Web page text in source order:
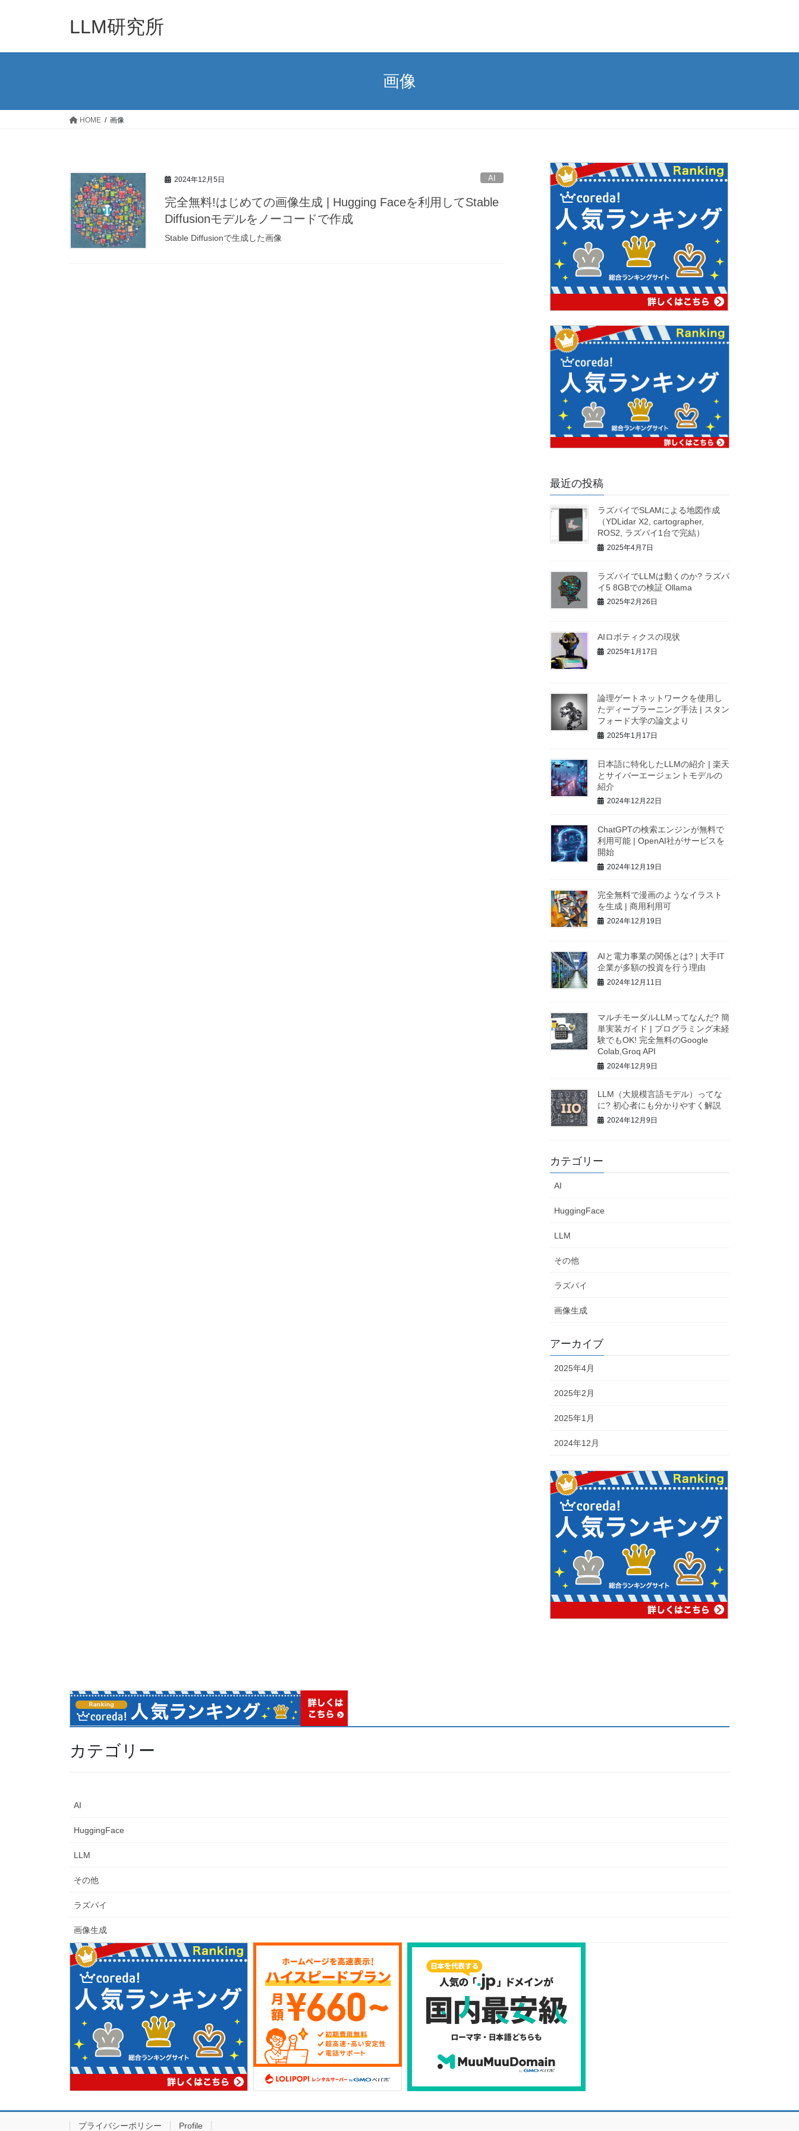
LLM研究所
画像
HOME 画像
2024年12月5日 AI
完全無料!はじめての画像生成 | Hugging Faceを利用してStable
Diffusionモデルをノーコードで作成
Stable Diffusionで生成した画像
最近の投稿
ラズパイでSLAMによる地図作成
（YDLidar X2, cartographer,
ROS2, ラズパイ1台で完結）
2025年4月7日
ラズパイでLLMは動くのか? ラズパ
イ5 8GBでの検証 Ollama
2025年2月26日
AIロボティクスの現状
2025年1月17日
論理ゲートネットワークを使用し
たディープラーニング手法 | スタン
フォード大学の論文より
2025年1月17日
日本語に特化したLLMの紹介 | 楽天
とサイバーエージェントモデルの
紹介
2024年12月22日
ChatGPTの検索エンジンが無料で
利用可能 | OpenAI社がサービスを
開始
2024年12月19日
完全無料で漫画のようなイラスト
を生成 | 商用利用可
2024年12月19日
AIと電力事業の関係とは? | 大手IT
企業が多額の投資を行う理由
2024年12月11日
マルチモーダルLLMってなんだ? 簡
単実装ガイド | プログラミング未経
験でもOK! 完全無料のGoogle
Colab,Groq API
2024年12月9日
LLM（大規模言語モデル）ってな
に? 初心者にも分かりやすく解説
2024年12月9日
カテゴリー
AI
HuggingFace
LLM
その他
ラズパイ
画像生成
アーカイブ
2025年4月
2025年2月
2025年1月
2024年12月
カテゴリー
AI
HuggingFace
LLM
その他
ラズパイ
画像生成
プライバシーポリシー Profile